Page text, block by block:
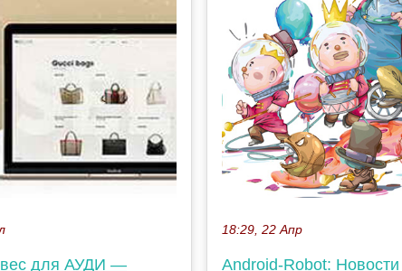
для АУДИ —
18:29, 22 Апр
Android-Robot: Новости